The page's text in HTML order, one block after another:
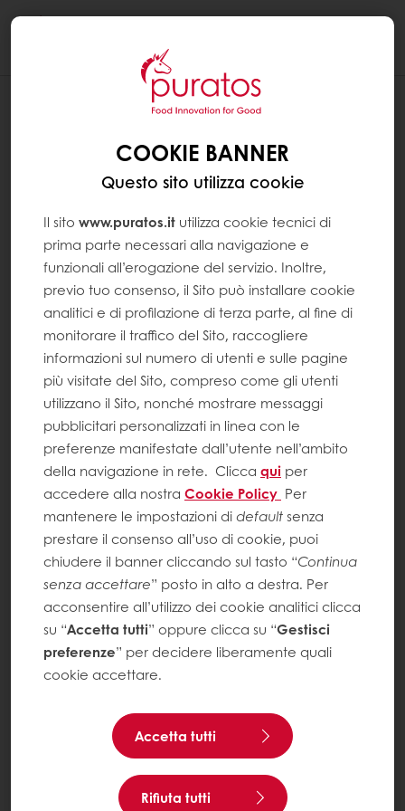
COOKIE BANNER
Questo sito utilizza cookie
Il sito www.puratos.it utilizza cookie tecnici di
prima parte necessari alla navigazione e
funzionali all’erogazione del servizio. Inoltre,
previo tuo consenso, il Sito può installare cookie
analitici e di profilazione di terza parte, al fine di
monitorare il traffico del Sito, raccogliere
informazioni sul numero di utenti e sulle pagine
più visitate del Sito, compreso come gli utenti
utilizzano il Sito, nonché mostrare messaggi
pubblicitari personalizzati in linea con le
preferenze manifestate dall’utente nell’ambito
della navigazione in rete. Clicca qui per
accedere alla nostra Cookie Policy Per
mantenere le impostazioni didefaultsenza
prestare il consenso all’uso di cookie, puoi
chiudere il banner cliccando sul tasto “Continua
senza accettare” posto in alto a destra. Per
acconsentire all’utilizzo dei cookie analitici clicca
su “Accetta tutti” oppure clicca su “Gestisci
preferenze” per decidere liberamente quali
cookie accettare.
Accetta tutti
Rifiuta tutti